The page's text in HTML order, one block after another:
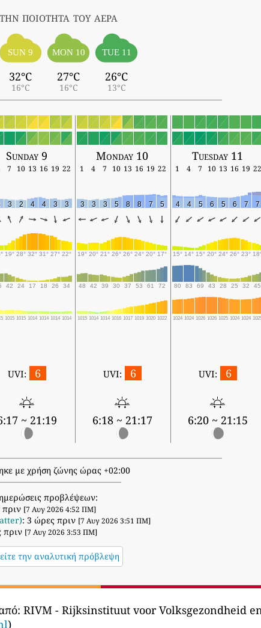
ποιότητα του αέρα
SUN 9
32°C
16°C
MON 10
27°C
16°C
TUE 11
26°C
13°C
Sunday 9 Monday 10 Tuesday 11
7 10 13 16 19 22 1 4 7 10 13 16 19 22 1 4 7 10 13 16 19 22
3 2 4 4 3 3 3 3 3 5 8 8 7 5 4 4 5 6 5 6 7 7
19° 28° 32° 31° 27° 22° 19° 20° 21° 26° 26° 24° 20° 17° 15° 14° 15° 20° 24° 26° 23°
42 24 17 18 26 34 48 42 39 30 37 53 61 72 80 83 69 43 28 25 32 45
1015 1015 1014 1014 1014 1014 1015 1014 1014 1016 1017 1019 1020 1022 1024 1024 1026 1026 1025 1024 1024
UVI: 6
~ 21:19
UVI: 6
6:18 ~ 21:17
UVI: 6
6:20 ~ 21:15
με χρήση ζώνης ώρας +02:00
προβλέψεων:
[7 Αυγ 2026 4:52 ΠΜ]
: 3 ώρες πριν [7 Αυγ 2026 3:51 ΠΜ]
πριν [7 Αυγ 2026 3:53 ΠΜ]
την αναλυτική πρόβλεψη
RIVM - Rijksinstituut voor Volksgezondheid
)